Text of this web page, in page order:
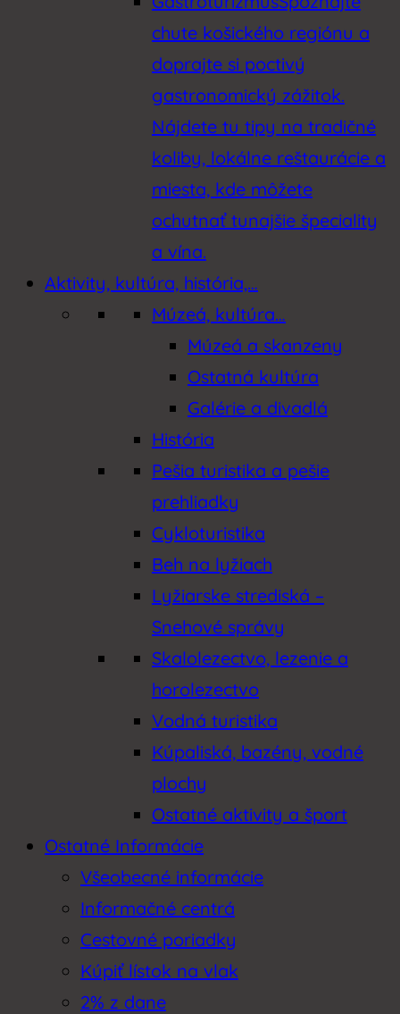
chute košického regiónu a
doprajte si poctivý
gastronomický zážitok.
Nájdete tu tipy na tradičné
koliby, lokálne reštaurácie a
miesta, kde môžete
ochutnať tunajšie špeciality
a vína.
Aktivity, kultúra, história,…
Múzeá, kultúra…
Múzeá a skanzeny
Ostatná kultúra
Galérie a divadlá
História
Pešia turistika a pešie
prehliadky
Cykloturistika
Beh na lyžiach
Lyžiarske strediská –
Snehové správy
Skalolezectvo, lezenie a
horolezectvo
Vodná turistika
Kúpaliská, bazény, vodné
plochy
Ostatné aktivity a šport
Ostatné Informácie
Všeobecné informácie
Informačné centrá
Cestovné poriadky
Kúpiť lístok na vlak
2% z dane